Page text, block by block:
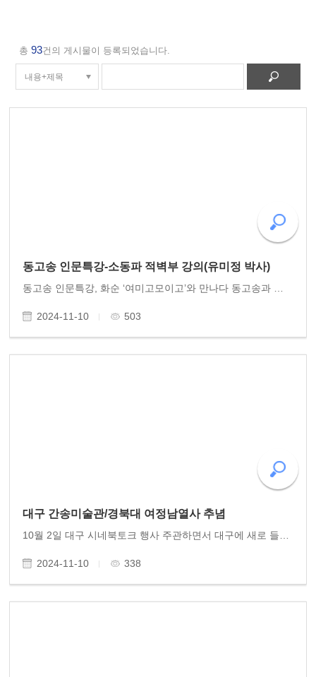
총93건의 게시물이 등록되었습니다.
동고송 인문특강-소동파 적벽부 강의(유미정 박사)
동고송 인문특강, 화순 ‘여미고모이고’와 만나다 동고송과 인문 연대를 맺고 있는 화순 ‘여미고모이고’ 모임에 이 실시되었다. 2024년 10월27일(일) 오후 4시 동고송 이사 유미정 박사는 화순 여미고 모임에서 “소동파와 적벽부”를 주제로 90분 강..
2024-11-10 503
대구 간송미술관/경북대 여정남열사 추념
10월 2일 대구 시네북토크 행사 주관하면서 대구에 새로 들어선 간송미술관 개관 기념 작품전을 관람하였다. 특히 혜원의 미인도와 월하정인도 등 국보급 진품감상과 단원 김홍도를 비롯한 조선시대 화원화가들의 작품을 감상하였다. 경북대를 들러 여정남 이재문 민주..
2024-11-10 338